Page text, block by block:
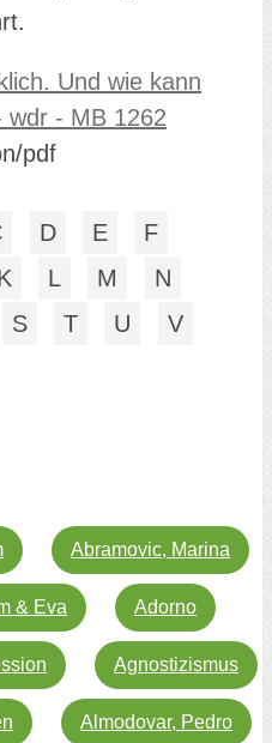
Und wie kann
wdr - MB 1262
pdf
D E
F
L M
N
S T U
V
Abramovic, Marina
& Eva Adorno
Agnostizismus
Almodovar, Pedro